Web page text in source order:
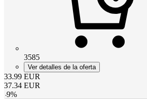
3585
Ver detalles de la oferta
33.99 EUR
37.34 EUR
-9%